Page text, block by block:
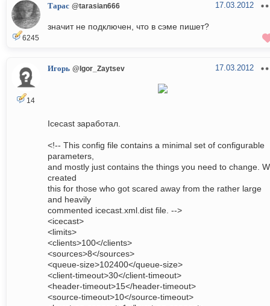
6245
Тарас @tarasian666 17.03.2012
значит не подключен, что в сэме пишет?
14
Игорь @Igor_Zaytsev 17.03.2012
Icecast заработал.
<!-- This config file contains a minimal set of configurable
parameters,
and mostly just contains the things you need to change.
created
this for those who got scared away from the rather large
and heavily
commented icecast.xml.dist file. -->
<icecast>
<limits>
<clients>100</clients>
<sources>8</sources>
<queue-size>102400</queue-size>
<client-timeout>30</client-timeout>
<header-timeout>15</header-timeout>
<source-timeout>10</source-timeout>